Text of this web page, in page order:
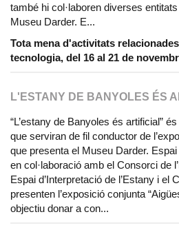
també hi col·laboren diverses
Museu Darder. E...
Tota mena d'activitats
tecnologia, del 16 al 21 de
L'ESTANY DE BANYOLES ÉS
“L’estany de Banyoles és artificial”
que serviran de fil conductor de
que presenta el Museu Darder. Espai
en col·laboració amb el Consorci de
Espai d’Interpretació de l’Estany i el
presenten l’exposició conjunta
objectiu donar a con...